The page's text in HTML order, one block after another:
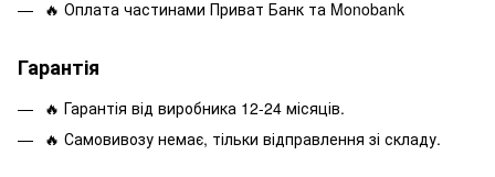
🔥 Оплата частинами Приват Банк та Monobank
Гарантія
🔥 Гарантія від виробника 12-24 місяців.
🔥 Самовивозу немає, тільки відправлення зі складу.